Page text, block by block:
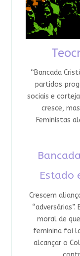
“Bancada
partidos
sociais e
cresce,
Feministas
Estado
Crescem
moral de
feminina foi
alcançar o